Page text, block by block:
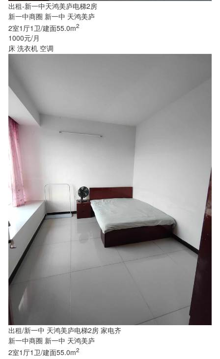
出租-新一中天鸿美庐电梯2房
新一中商圈 新一中 天鸿美庐
2室1厅1卫/建面55.0m2
1000元/月
床 洗衣机 空调
出租/新一中 天鸿美庐电梯2房 家电齐
新一中商圈 新一中 天鸿美庐
2室1厅1卫/建面55.0m2